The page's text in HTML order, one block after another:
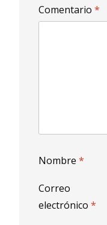
Comentario *
Nombre *
Correo
electrónico *